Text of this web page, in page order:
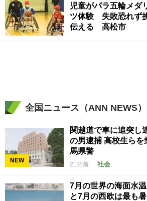
児童がパラ五輪メダ
ツ体験 失敗恐れず
伝える 高松市
全国ニュース（ANN NEWS）
NEW
関越道で車に追突
の男逮捕 高校生らを乗せたバスで… 群
馬県警
21分前 社会
7月の世界の海面水
と7月の西欧は最も